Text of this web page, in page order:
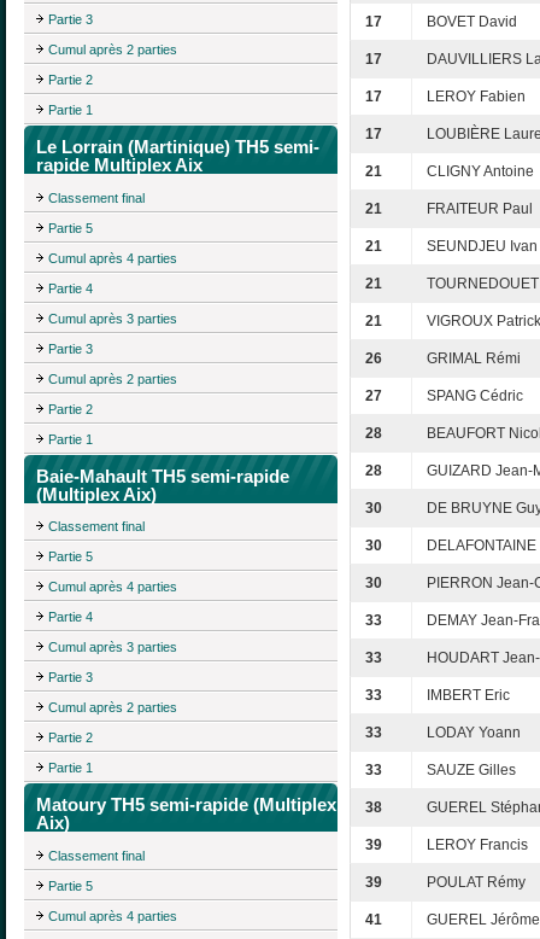
Partie 3
Cumul après 2 parties
Partie 2
Partie 1
Le Lorrain (Martinique) TH5 semi-
rapide Multiplex Aix
Classement final
Partie 5
Cumul après 4 parties
Partie 4
Cumul après 3 parties
Partie 3
Cumul après 2 parties
Partie 2
Partie 1
Baie-Mahault TH5 semi-rapide
(Multiplex Aix)
Classement final
Partie 5
Cumul après 4 parties
Partie 4
Cumul après 3 parties
Partie 3
Cumul après 2 parties
Partie 2
Partie 1
Matoury TH5 semi-rapide (Multiplex
Aix)
Classement final
Partie 5
Cumul après 4 parties
17 BOVET David
17 DAUVILLIERS
17 LEROY Fabien
17 LOUBIÈRE
21 CLIGNY Antoine
21 FRAITEUR Paul
21 SEUNDJEU Ivan
21
21 VIGROUX Patrick
26 GRIMAL Rémi
27 SPANG Cédric
28 BEAUFORT
28 GUIZARD Jean-
30 DE BRUYNE
30
30 PIERRON Jean-
33 DEMAY Jean-
33 HOUDART
33 IMBERT Eric
33 LODAY Yoann
33 SAUZE Gilles
38 GUEREL
39 LEROY Francis
39 POULAT Rémy
41 GUEREL Jérôme